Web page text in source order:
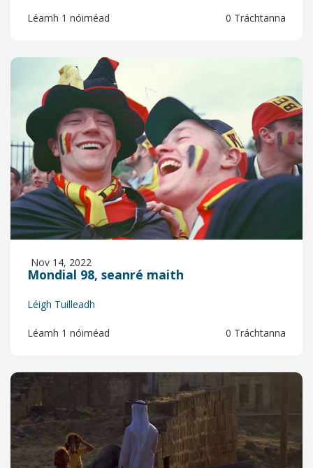
Léamh 1 nóiméad 0 Tráchtanna
Nov 14, 2022
Mondial 98, seanré maith
Léigh Tuilleadh
Léamh 1 nóiméad 0 Tráchtanna